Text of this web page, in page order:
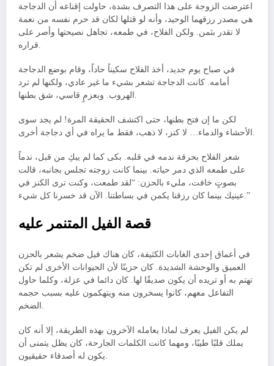
اعترضت الزوجة على هذا التصرف بشدة، حاولت إقناعه أن الدجاجة
هي مصدر رزقهما الوحيد، وأنه لو قتلها لكان قد حرم نفسه من نعمة
لا تقدر بثمن. ولكن الفلاح، في طمعه، تجاهل نصيحتها وأصر على
في صباح يوم جديد، أخذ الفلاح سكيناً حاداً، وقام بوضع الدجاجة
أمامه. كانت الدجاجة تشعر بشيء ما غير عادي، ولكنها لم ترد
لكن ما إن فتح بطنها، حتى اكتشف الحقيقة المرة! لم يجد سوى
الأحشاء والدماء… لا كنز، لا ذهب، فقط ما يراه في أي دجاجة أخرى.
شعر الفلاح بحرقة ندمه في قلبه. بكى كما لم يبكِ من قبل، ندماً
على طمعه الذي دمر حياته. بينما كانت زوجته تجلس بجانبه، قالت
بصوتٍ خافت، مليء بالحزن: “لقد طمعت، وكنت ترى الكنز في
عينيك بينما كان رزقنا يكمن في بساطتنا. الآن قد خسرنا كل شيء.”
قصة الفيل المتنمر عليه
في أعماق إحدى الغابات الكثيفة، كان هناك فيل ضخم يشعر بالحزن
العميق والوحشة الشديدة. كان حزينًا لأن الحيوانات الأخرى لم تكن
تهتم به أو تريده أن يكون صديقًا لها. كان دائما في عزلة، وكلما حاول
التفاعل معهم، كانوا يسخرون منه ويتهكمون عليه بسبب حجمه
لم يكن الفيل يعرف لماذا يعامله الآخرون بهذه الطريقة، إلا أنه كان
يملك قلبًا طيبًا، ومهما كانت الكلمات الجارحة، كان يظل يتمنى أن
يكون له أصدقاء حقيقيون.